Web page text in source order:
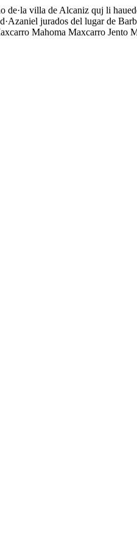
villa de Alcaniz quj li
jurados del lugar de
Mahoma Maxcarro